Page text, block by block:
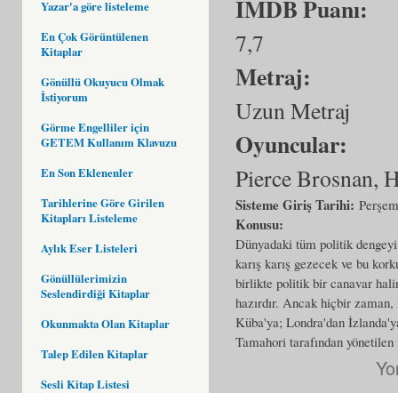
Yazar'a göre listeleme
En Çok Görüntülenen
Kitaplar
Gönüllü Okuyucu Olmak
İstiyorum
Görme Engelliler için
GETEM Kullanım Klavuzu
En Son Eklenenler
Tarihlerine Göre Girilen
Kitapları Listeleme
Aylık Eser Listeleri
Gönüllülerimizin
Seslendirdiği Kitaplar
Okunmakta Olan Kitaplar
Talep Edilen Kitaplar
Sesli Kitap Listesi
IMDB Puanı:
7,7
Metraj:
Uzun Metraj
Oyuncular:
Pierce Brosnan,
Sisteme Giriş Tarihi:
Konusu:
Dünyadaki tüm politik
karış karış gezecek ve bu
birlikte politik bir canavar
hazırdır. Ancak hiçbir
Küba'ya; Londra'dan
Tamahori tarafından